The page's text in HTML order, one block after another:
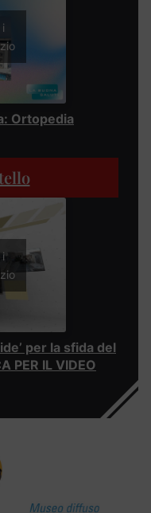
Ortopedia
per la sfida del
PER IL VIDEO